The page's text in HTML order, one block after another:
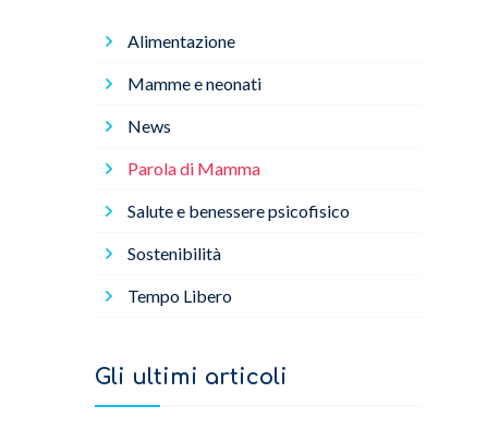
Alimentazione
Mamme e neonati
News
Parola di Mamma
Salute e benessere psicofisico
Sostenibilità
Tempo Libero
Gli ultimi articoli